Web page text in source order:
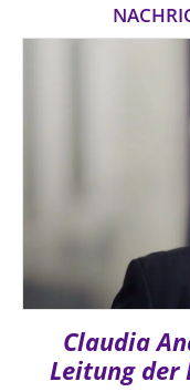
Claudia
Leitung der